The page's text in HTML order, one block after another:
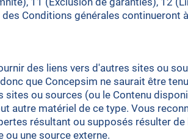
Conditions générales
des liens vers d'autres sites ou
que Concepsim ne saurait être
ou sources (ou le Contenu
autre matériel de ce type. Vous
résultant ou supposés résulter
ou une source externe.